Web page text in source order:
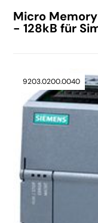
Micro
- 128kB für
9203.0200.0040